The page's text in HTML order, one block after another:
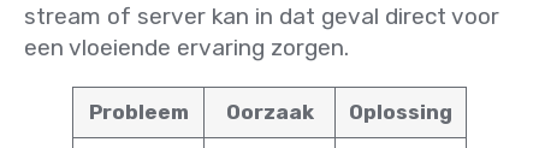
stream of server kan in dat geval direct voor
een vloeiende ervaring zorgen.
Probleem Oorzaak Oplossing